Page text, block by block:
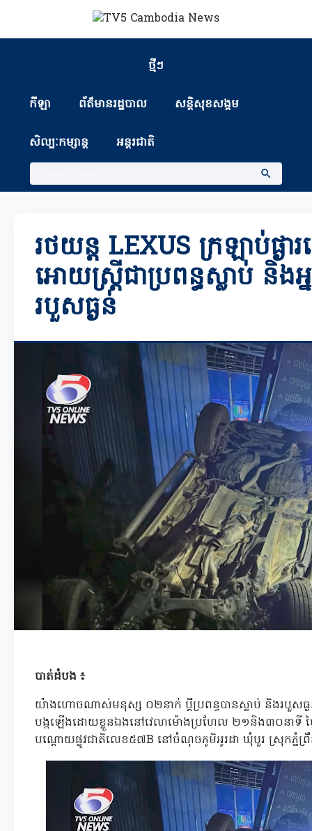
ថ្មីៗ
កីឡា ព័ត៏មានរដ្ឋបាល សន្តិសុខសង្គម
សិល្បៈកម្សាន្ត អន្តរជាតិ
រថយន្ត LEXUS ក្រឡាប់ផ្ង
អោយស្ត្រីជាប្រពន្ធស្លាប់ និង
របួសធ្ងន់
បាត់ដំបង ៖
យ៉ាងហោចណាស់មនុស្ស ០២នាក់ ប្តីប្រពន្ធបានស្លាប់ និងរបួសធ្
បង្កឡើងដោយខ្លួនឯងនៅវេលាម៉ោងប្រហែល ២១និង៣០នាទី ថ្
បណ្តោយផ្លូវជាតិលេខ៥៧B នៅចំណុចភូមិអូរដា ឃុំបួរ ស្រុកភ្នំព្រឹ